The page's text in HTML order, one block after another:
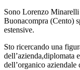
Sono Lorenzo Minarelli
Buonacompra (Cento)
estensive.
Sto ricercando una
dell’azienda,diplomata
dell’organico